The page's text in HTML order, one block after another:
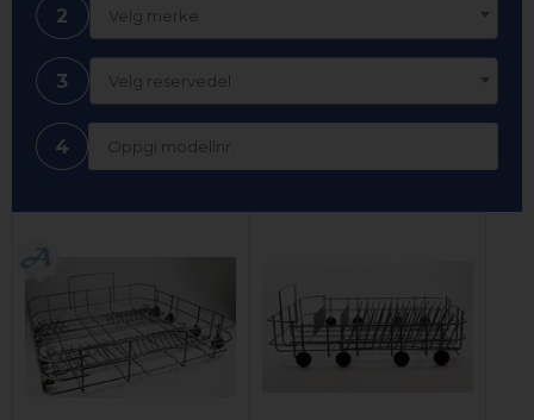
2 Velg merke
3 Velg reservedel
4